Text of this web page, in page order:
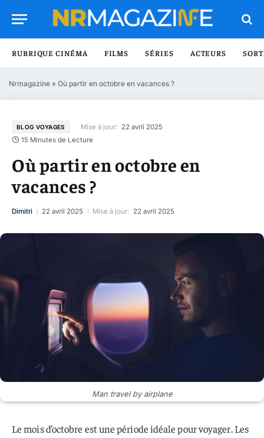
RUBRIQUE CINÉMA FILMS SÉRIES ACTEURS
Nrmagazine » Où partir en octobre en vacances ?
BLOG VOYAGES Mise à jour: 22 avril 2025
15 Minutes de Lecture
Où partir en octobre en
vacances ?
Dimitri 22 avril 2025 Mise à jour: 22 avril 2025
Man travel by airplane
Le mois d’octobre est une période idéale pour voyager. Les